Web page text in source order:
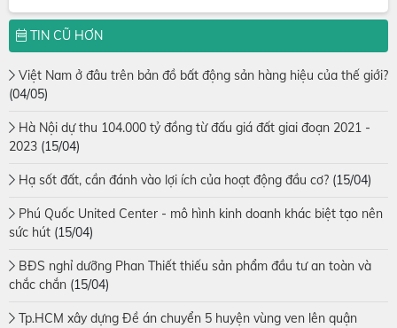
TIN CŨ HƠN
Việt Nam ở đâu trên bản đồ bất động sản hàng hiệu của thế giới?
(04/05)
Hà Nội dự thu 104.000 tỷ đồng từ đấu giá đất giai đoạn 2021 -
2023 (15/04)
Hạ sốt đất, cần đánh vào lợi ích của hoạt động đầu cơ? (15/04)
Phú Quốc United Center - mô hình kinh doanh khác biệt tạo nên
sức hút (15/04)
BĐS nghỉ dưỡng Phan Thiết thiếu sản phẩm đầu tư an toàn và
chắc chắn (15/04)
Tp.HCM xây dựng Đề án chuyển 5 huyện vùng ven lên quận